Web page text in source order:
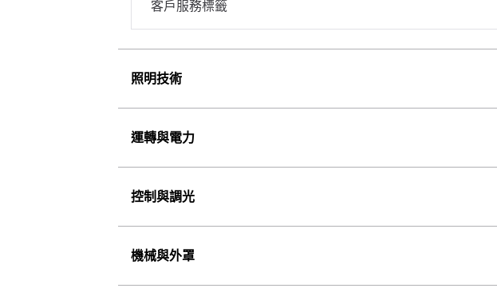
客戶服務標籤
照明技術
運轉與電力
控制與調光
機械與外罩